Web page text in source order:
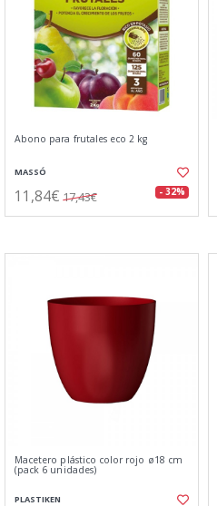
Abono para frutales eco 2 kg
MASSÓ
11,84€ 17,43€ - 32%
Macetero plástico color rojo ø18 cm
(pack 6 unidades)
PLASTIKEN